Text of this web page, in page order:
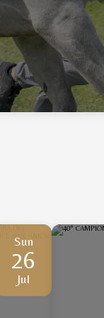
Sun
26
Jul